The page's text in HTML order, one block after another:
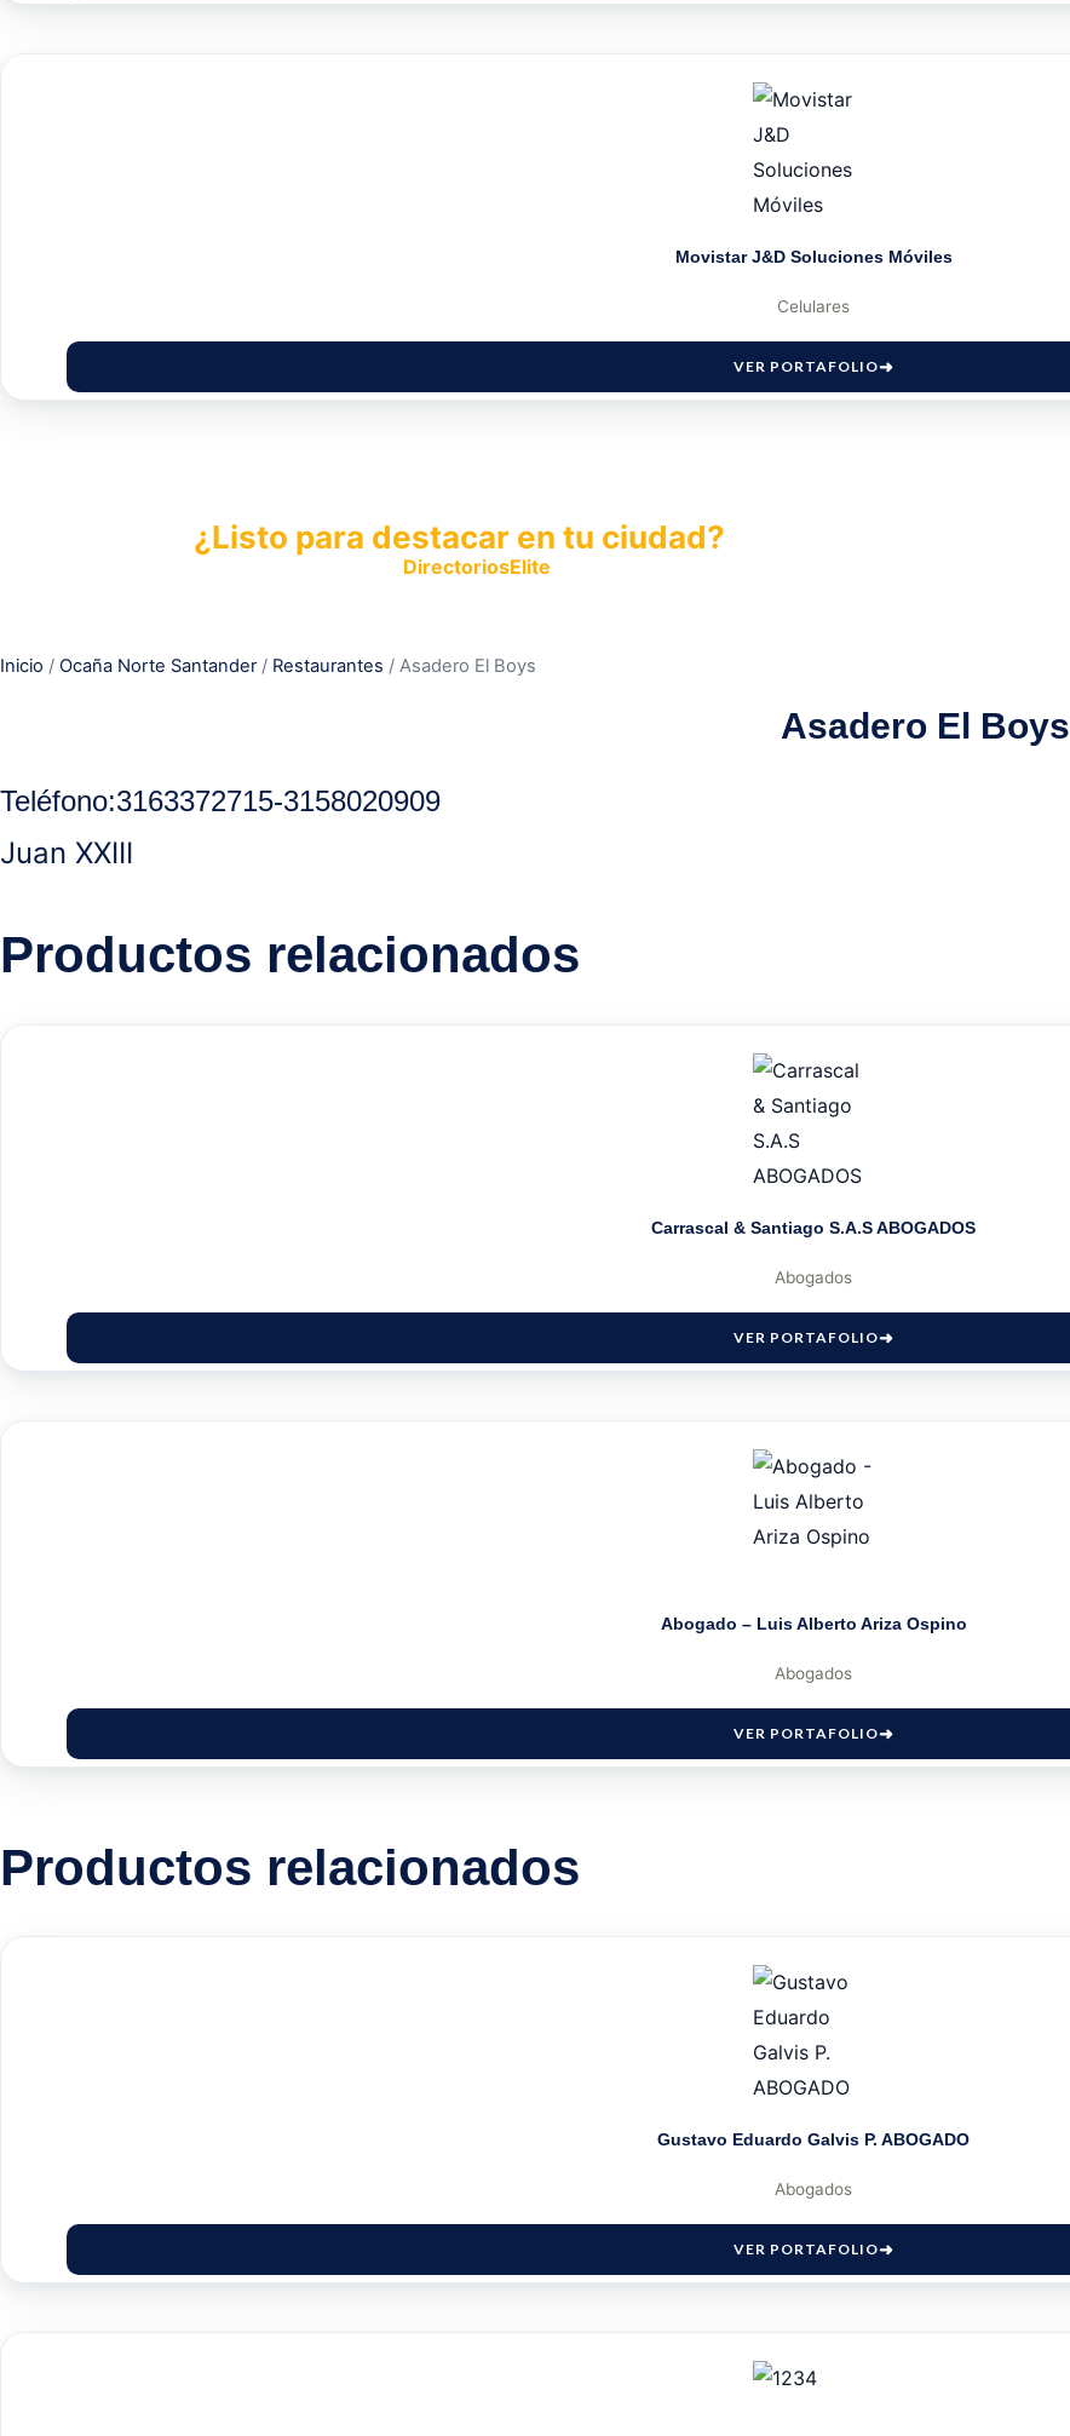
Movistar J&D Soluciones Móviles
Celulares
VER PORTAFOLIO
¿Listo para destacar en tu ciudad?
DirectoriosElite
Inicio / Ocaña Norte Santander/ Restaurantes / Asadero El Boys
Asadero El Boys
Teléfono:3163372715-3158020909
Juan XXIII
Productos relacionados
Carrascal & Santiago S.A.S ABOGADOS
Abogados
VER PORTAFOLIO
Abogado – Luis Alberto Ariza Ospino
Abogados
VER PORTAFOLIO
Productos relacionados
Gustavo Eduardo Galvis P. ABOGADO
Abogados
VER PORTAFOLIO